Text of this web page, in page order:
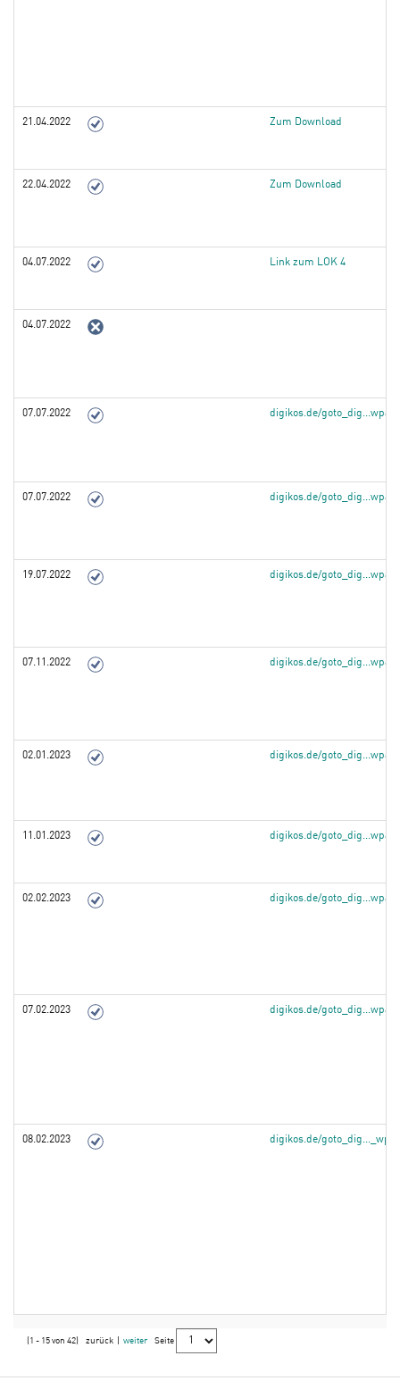
21.04.2022 Zum Download
22.04.2022 Zum Download
04.07.2022 Link zum LOK 4
04.07.2022
07.07.2022 digikos.de/
07.07.2022 digikos.de/
19.07.2022 digikos.de/
07.11.2022 digikos.de/
02.01.2023 digikos.de/
11.01.2023 digikos.de/
02.02.2023 digikos.de/
07.02.2023 digikos.de/
08.02.2023 digikos.de/
(1 - 15 von 42) zurück weiter Seite